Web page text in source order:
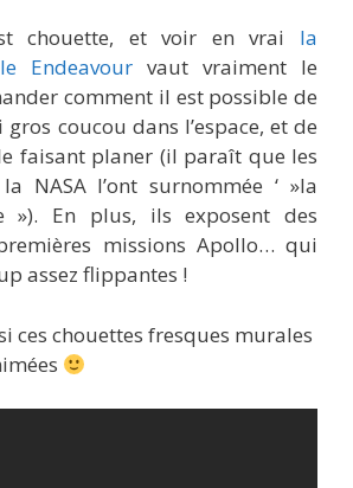
chouette, et voir en vrai la
Endeavour vaut vraiment le
comment il est possible de
coucou dans l’espace, et de
faisant planer (il paraît que les
NASA l’ont surnommée ‘ »la
»). En plus, ils exposent des
missions Apollo… qui
assez flippantes !
ces chouettes fresques murales